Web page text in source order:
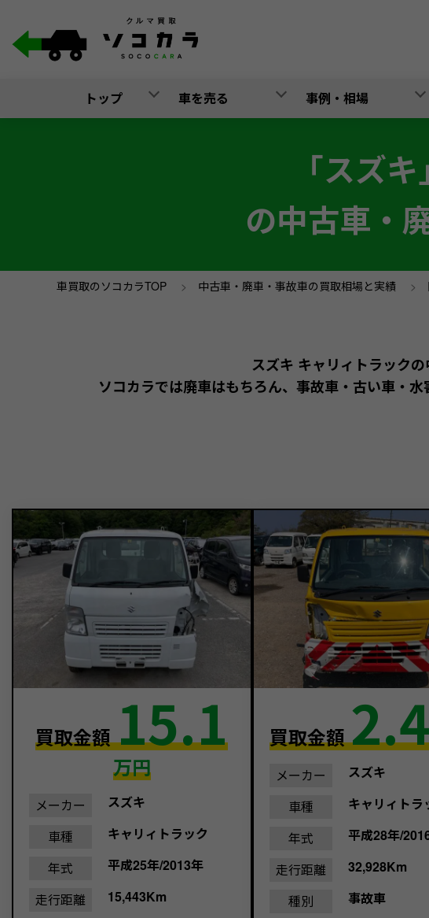
トップ 車を売る 事例・相場
「スズ
の中古車・
車買取のソコカラTOP > 中古車・廃車・事故車の買取相場と実績 >
スズキ キャリィトラック
ソコカラでは廃車はもちろん、事故車・古い車・
買取金額15.1
万円
メーカー
スズキ
車種
キャリィトラック
年式
平成25年/2013年
走行距離
15,443Km
買取金額
メーカー
スズキ
車種
キャリィトラ
年式
平成28年/
走行距離
32,928Km
種別
事故車